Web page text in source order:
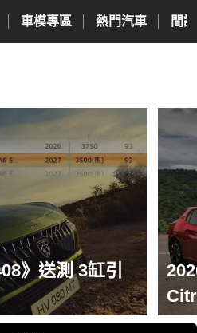
車模專區 熱門汽車 間
》送測 3缸引
晶